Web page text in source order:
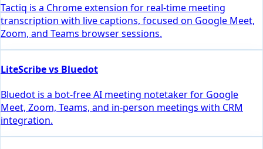
Tactiq is a Chrome extension for real-time meeting
transcription with live captions, focused on Google Meet,
Zoom, and Teams browser sessions.
LiteScribe vs Bluedot
Bluedot is a bot-free AI meeting notetaker for Google
Meet, Zoom, Teams, and in-person meetings with CRM
integration.